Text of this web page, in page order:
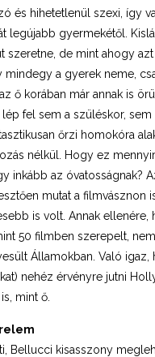
és hihetetlenül szexi, így
legújabb gyermekétől.
szeretne, de mint ahogy
mindegy a gyerek neme,
ő korában már annak is
fel sem a szüléskor, sem
őrzi homokóra
nélkül. Hogy ez
inkább az óvatosságnak?
mutat a filmvásznon
is volt. Annak ellenére,
50 filmben szerepelt,
Államokban. Való igaz,
nehéz érvényre jutni
mint ő.
Bellucci kisasszony